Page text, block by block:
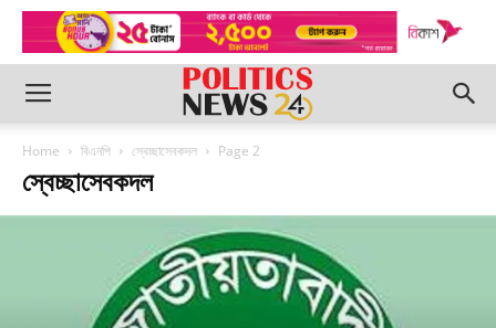
Home বিএনপি স্বেচ্ছাসেবকদল Page 2
স্বেচ্ছাসেবকদল